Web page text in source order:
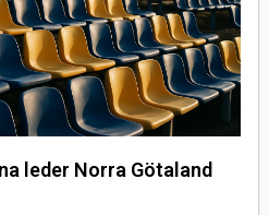
leder Norra Götaland